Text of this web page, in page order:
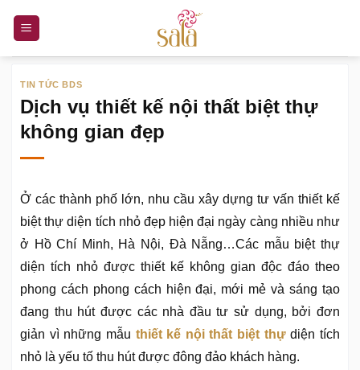
nội
TIN TỨC BDS
Dịch vụ thiết kế nội thất biệt thự
không gian đẹp
Ở các thành phố lớn, nhu cầu xây dựng tư vấn thiết kế
biệt thự diện tích nhỏ đẹp hiện đại ngày càng nhiều như
ở Hồ Chí Minh, Hà Nội, Đà Nẵng…Các mẫu biệt thự
diện tích nhỏ được thiết kế không gian độc đáo theo
phong cách phong cách hiện đại, mới mẻ và sáng tạo
đang thu hút được các nhà đầu tư sử dụng, bởi đơn
giản vì những mẫu thiết kế nội thất biệt thự diện tích
nhỏ là yếu tố thu hút được đông đảo khách hàng.